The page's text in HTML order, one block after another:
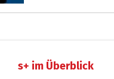
s+ im Überblick